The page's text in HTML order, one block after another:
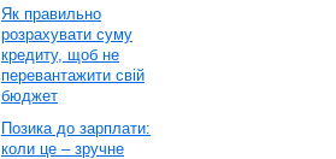
Як правильно
розрахувати суму
кредиту, щоб не
перевантажити свій
бюджет
Позика до зарплати:
коли це – зручне